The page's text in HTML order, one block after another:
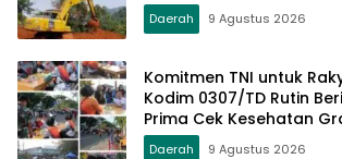
Daerah 9 Agustus 2026
Komitmen TNI untuk
Kodim 0307/TD Rutin
Prima Cek Kesehatan
Day Setiap Minggu
Daerah 9 Agustus 2026